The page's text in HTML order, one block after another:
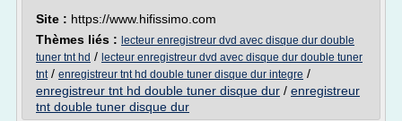
Site : https://www.hifissimo.com
Thèmes liés : lecteur enregistreur dvd avec disque dur double
tuner tnt hd / lecteur enregistreur dvd avec disque dur double tuner
tnt/ enregistreur tnt hd double tuner disque dur integre /
enregistreur tnt hd double tuner disque dur / enregistreur
tnt double tuner disque dur